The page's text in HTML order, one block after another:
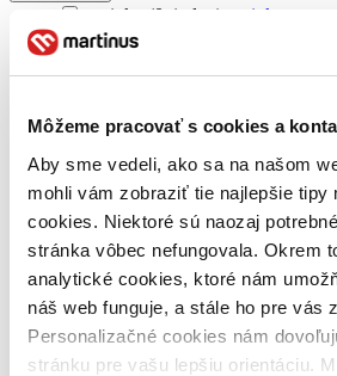
Môžeme pracovať s cookies a
Aby sme vedeli, ako sa na našom
mohli vám zobraziť tie najlepšie tipy
cookies. Niektoré sú naozaj
stránka vôbec nefungovala. Okrem
analytické cookies, ktoré nám
náš web funguje, a stále ho pre vás
Personalizačné cookies nám
stránku pre vašu lepšiu orientáciu.
novinky (0 titulov)
novinky
zľavnené tituly (0 titulov)
Dostupnosť
predpredaj (0 titulov)predpredaj
pripravujeme (0 titulov)
dostupná (bez vypredaných) (0
vypredaných)
Nové / čítané
nová (0 titulov) nová
čítaná (0 titulov)čítaná
čítaná - výborný stav (0 titulov)
čítaná - mierne opotrebovaná (0
opotrebovaná